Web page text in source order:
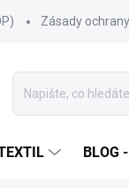
Zásady
BLOG